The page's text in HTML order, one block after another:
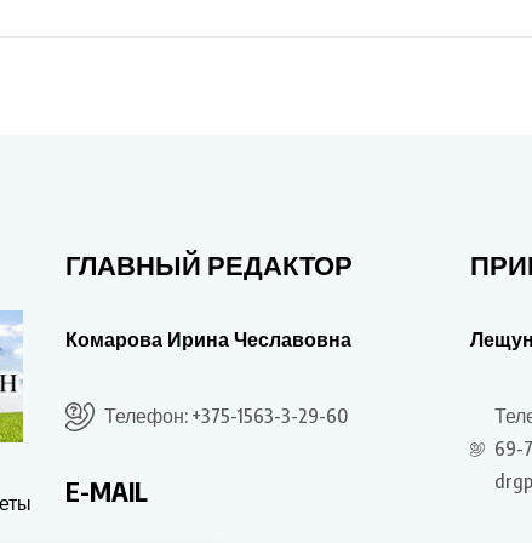
ГЛАВНЫЙ РЕДАКТОР
Комарова Ирина Чеславовна
Телефон: +375-1563-3-29-60
E-MAIL
69-